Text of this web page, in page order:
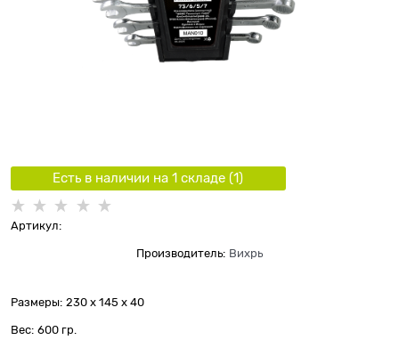
Есть в наличии на 1 складe (1)
Артикул:
Производитель: Вихрь
Размеры: 230 x 145 x 40
Вес: 600 гр.